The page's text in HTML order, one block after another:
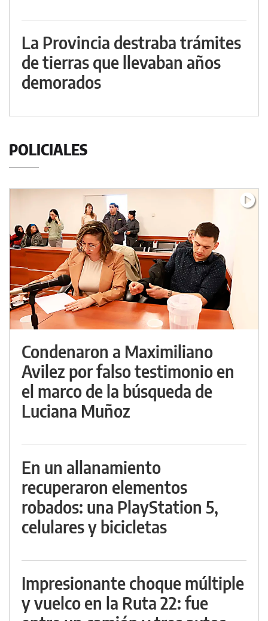
La Provincia destraba trámites
de tierras que llevaban años
demorados
POLICIALES
Condenaron a Maximiliano
Avilez por falso testimonio en
el marco de la búsqueda de
Luciana Muñoz
En un allanamiento
recuperaron elementos
robados: una PlayStation 5,
celulares y bicicletas
Impresionante choque múltiple
y vuelco en la Ruta 22: fue